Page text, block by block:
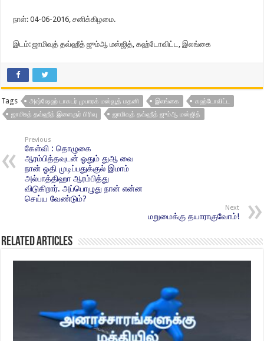
நாள்: 04-06-2016, சனிக்கிழமை.
இடம்: ஜாமிவுத் தவ்ஹீத் ஜும்ஆ மஸ்ஜித், கஹ்டோவிட்ட, இலங்கை
Tags அஷ்ஷேஹ் டாகடர் முபாரக் மஸ்வூத் மதனி இலங்கை
கஹ்டோவிட்ட
ஜாமிஉத் தவ்ஹீத் இளைஞர் பிரிவு
ஜாமிவுத் தவ்ஹீத் ஜும்ஆ மஸ்ஜித்
Previous
கேள்வி : தொழுகை
ஆரம்பித்தவுடன் ஓதும் துஆ வை
நான் ஓதி முடிப்பதுக்குல் இமாம்
அல்பாத்திஹா ஆரம்பித்து
விடுகிறார். அப்பொழுது நான் என்ன
செய்ய வேண்டும்?
Next
மறுமைக்கு தயாராகுவோம்!
Related Articles